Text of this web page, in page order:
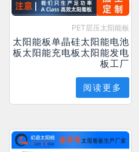
PET层压太阳能板
太阳能板单晶硅太阳能电池
板太阳能充电板太阳能发电
板工厂
阅读更多